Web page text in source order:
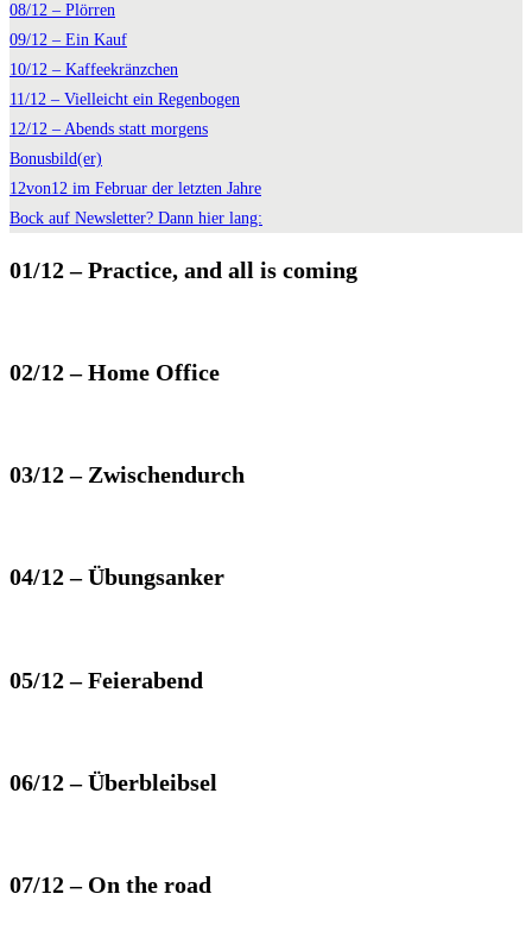
08/12 – Plörren
09/12 – Ein Kauf
10/12 – Kaffeekränzchen
11/12 – Vielleicht ein Regenbogen
12/12 – Abends statt morgens
Bonusbild(er)
12von12 im Februar der letzten Jahre
Bock auf Newsletter? Dann hier lang:
01/12 – Practice, and all is coming
02/12 – Home Office
03/12 – Zwischendurch
04/12 – Übungsanker
05/12 – Feierabend
06/12 – Überbleibsel
07/12 – On the road